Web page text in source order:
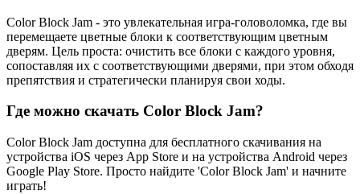
Color Block Jam - это увлекательная игра-головоломка, где вы
перемещаете цветные блоки к соответствующим цветным
дверям. Цель проста: очистить все блоки с каждого уровня,
сопоставляя их с соответствующими дверями, при этом обходя
препятствия и стратегически планируя свои ходы.
Где можно скачать Color Block Jam?
Color Block Jam доступна для бесплатного скачивания на
устройства iOS через App Store и на устройства Android через
Google Play Store. Просто найдите 'Color Block Jam' и начните
играть!